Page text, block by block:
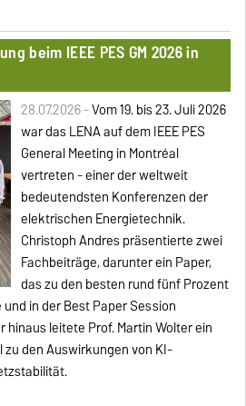
beim IEEE PES GM 2026 in
28.07.2026 -Vom 19. bis 23. Juli 2026
war das LENA auf dem IEEE PES
General Meeting in Montréal
vertreten - einer der weltweit
bedeutendsten Konferenzen der
elektrischen Energietechnik.
Christoph Andres präsentierte zwei
Fachbeiträge, darunter ein Paper,
das zu den besten rund fünf Prozent
in der Best Paper Session
leitete Prof. Martin Wolter ein
den Auswirkungen von KI-